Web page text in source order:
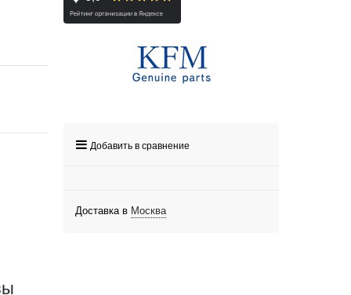
Добавить в сравнение
Доставка в Москва